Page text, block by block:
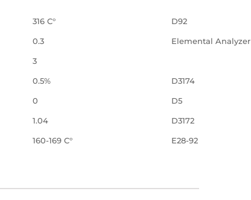
316 C° D92
0.3 Elemental Analyzer
3
0.5% D3174
0 D5
1.04 D3172
160-169 C° E28-92